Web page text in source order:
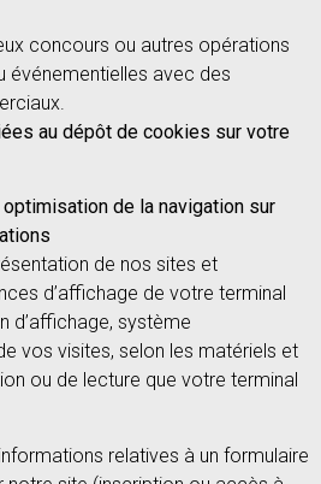
concours ou autres opérations
événementielles avec des
au dépôt de cookies sur votre
de la navigation sur
de nos sites et
d’affichage de votre terminal
d’affichage, système
vos visites, selon les matériels et
ou de lecture que votre terminal
relatives à un formulaire